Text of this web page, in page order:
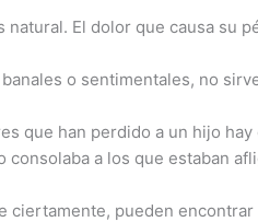
El dolor que causa su
o sentimentales, no
que han perdido a un hijo
a los que estaban
ciertamente, pueden